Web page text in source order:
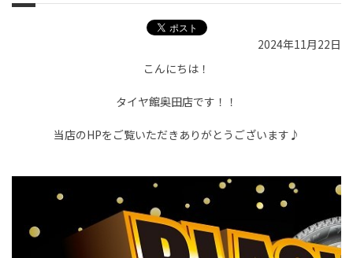
2024年11月22日
こんにちは！
タイヤ館奥田店です！！
当店のHPをご覧いただきありがとうございます♪